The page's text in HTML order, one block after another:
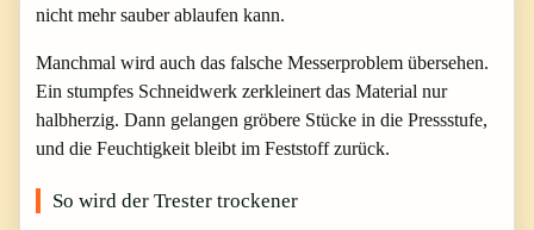
nicht mehr sauber ablaufen kann.
Manchmal wird auch das falsche Messerproblem übersehen.
Ein stumpfes Schneidwerk zerkleinert das Material nur
halbherzig. Dann gelangen gröbere Stücke in die Pressstufe,
und die Feuchtigkeit bleibt im Feststoff zurück.
So wird der Trester trockener